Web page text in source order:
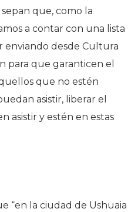
que, como la
a contar con una lista
enviando desde Cultura
para que garanticen el
que no estén
asistir, liberar el
asistir y estén en estas
“en la ciudad de Ushuaia